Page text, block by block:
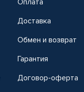
Доставка
Обмен и возврат
Гарантия
Договор-оферта